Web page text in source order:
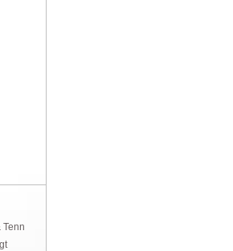
Tenn